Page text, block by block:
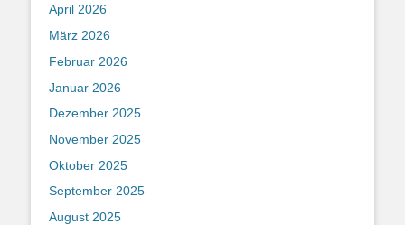
April 2026
März 2026
Februar 2026
Januar 2026
Dezember 2025
November 2025
Oktober 2025
September 2025
August 2025